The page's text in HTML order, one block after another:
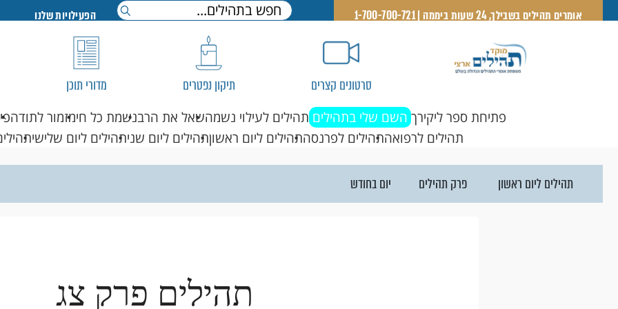
אומרים תהילים בשבילך, 24 שעות ביממה | 1-700-700-721 הפעילויות שלנו
סרטונים קצרים תיקון נפטרים מדורי תוכן
פתיחת ספר ליקירך השם שלי בתהילים תהילים לעילוי נשמהשאל את הרבנשמת כל חימזמור לתודה
תהילים לרפואהתהילים לפרנסהתהילים ליום ראשוןתהילים ליום שניתהילים ליום שלישי
פרק תהילים יום בחודש
תהילים פרק צג